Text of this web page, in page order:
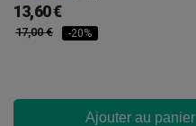
13,60 €
17,00 € -20%
Ajouter au panier